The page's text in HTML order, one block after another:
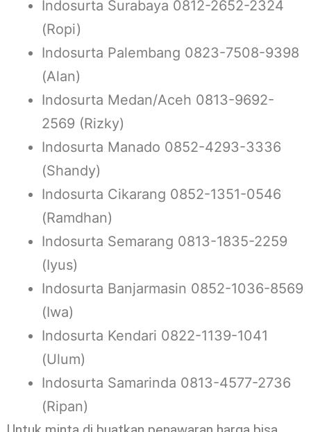
Indosurta Surabaya 0812-2652-2324
(Ropi)
Indosurta Palembang 0823-7508-9398
(Alan)
Indosurta Medan/Aceh 0813-9692-
2569 (Rizky)
Indosurta Manado 0852-4293-3336
(Shandy)
Indosurta Cikarang 0852-1351-0546
(Ramdhan)
Indosurta Semarang 0813-1835-2259
(Iyus)
Indosurta Banjarmasin 0852-1036-8569
(Iwa)
Indosurta Kendari 0822-1139-1041
(Ulum)
Indosurta Samarinda 0813-4577-2736
(Ripan)